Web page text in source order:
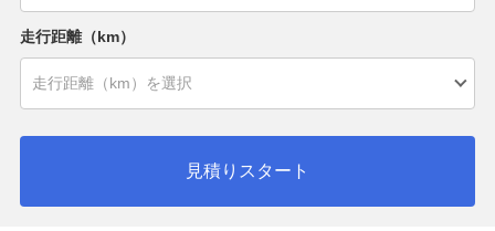
走行距離（km）
見積りスタート